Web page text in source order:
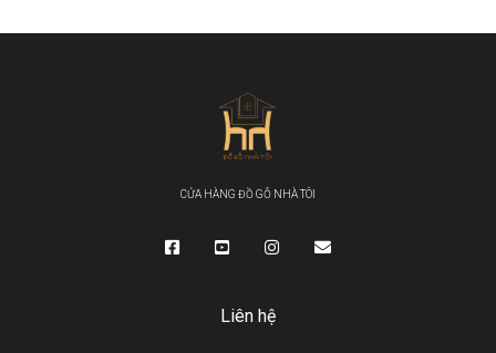
CỬA HÀNG ĐỒ GỖ NHÀ TÔI
Liên hệ